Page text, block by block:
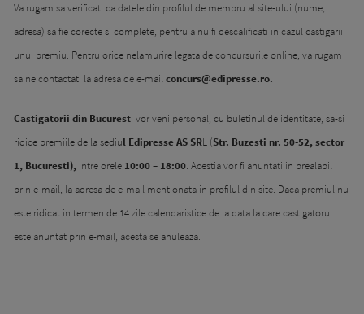
Va rugam sa verificati ca datele din profilul de membru al site-ului (nume,
adresa) sa fie corecte si complete, pentru a nu fi descalificati in cazul castigarii
unui premiu. Pentru orice nelamurire legata de concursurile online, va rugam
sa ne contactati la adresa de e-mail concurs@edipresse.ro.
Castigatorii din Bucuresti vor veni personal, cu buletinul de identitate, sa-si
ridice premiile de la sediul Edipresse AS SRL (Str. Buzesti nr. 50-52, sector
1, Bucuresti), intre orele 10:00 – 18:00 . Acestia vor fi anuntati in prealabil
prin e-mail, la adresa de e-mail mentionata in profilul din site. Daca premiul nu
este ridicat in termen de 14 zile calendaristice de la data la care castigatorul
este anuntat prin e-mail, acesta se anuleaza.